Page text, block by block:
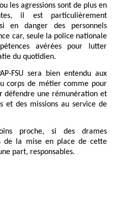
les agressions sont de plus en
il est particulièrement
en danger des personnels
car, seule la police nationale
avérées pour lutter
du quotidien.
FSU sera bien entendu aux
corps de métier comme pour
défendre une rémunération et
et des missions au service de
proche, si des drames
de la mise en place de cette
part, responsables.